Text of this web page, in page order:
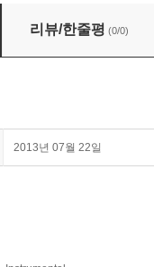
Sings (CD)
리뷰/한줄평 (0/0)
2013년 07월 22일